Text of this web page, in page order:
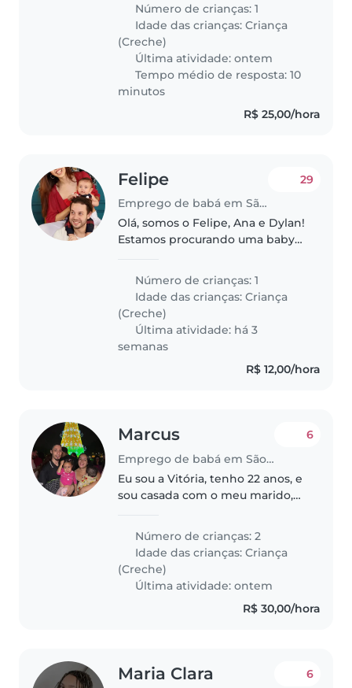
creche. Aqui em casa somos só
nós duas e não tenho nenhuma..
Número de crianças: 1
Idade das crianças:Criança
(Creche)
Última atividade: ontem
Tempo médio de resposta: 10
minutos
R$ 25,00/hora
Felipe
Emprego de babá em São Paulo (São Paulo)
29
Olá, somos o Felipe, Ana e Dylan!
Estamos procurando uma baby
esporadicamente com o neném
e algumas tarefas. Somos pais de
primeira viagem e estamos
perdidos..
Número de crianças: 1
Idade das crianças:Criança
(Creche)
Última atividade: há 3
semanas
R$ 12,00/hora
Marcus
Emprego de babá em São Paulo (São Paulo)
6
Eu sou a Vitória, tenho 22 anos, e
sou casada com o meu marido,
Estamos juntos há 4 anos,
construindo uma família baseada
no respeito, na parceria e com..
Número de crianças: 2
Idade das crianças:Criança
(Creche)
Última atividade: ontem
R$ 30,00/hora
Maria Clara 6